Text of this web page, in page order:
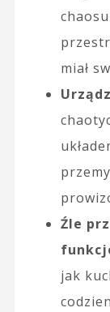
miał
Źle
jak